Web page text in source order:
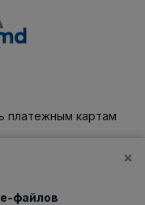
платежным картам
×
файлов